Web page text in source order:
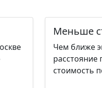
Меньше
Чем ближе
расстояние
стоимость